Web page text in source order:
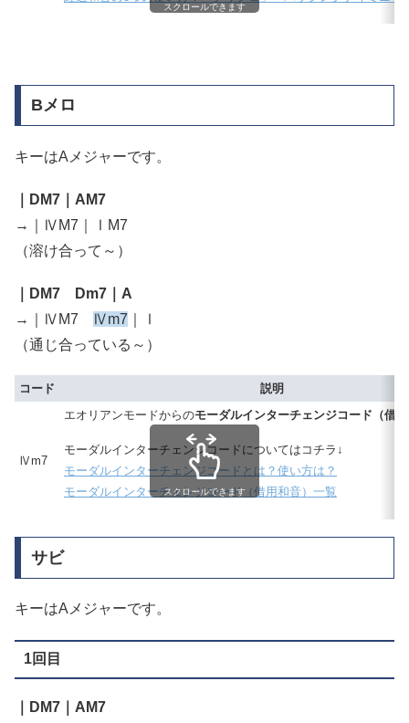
スクロールできます
Bメロ
キーはAメジャーです。
｜DM7｜AM7
→｜ⅣM7｜ⅠM7
（溶け合って～）
｜DM7 Dm7｜A
→｜ⅣM7
Ⅳm7 ｜Ⅰ
（通じ合っている～）
コード 説明
Ⅳm7
エオリアンモードからのモーダルインターチェンジコード（借
モーダルインターチェンジコードについてはコチラ↓
モーダルインターチェンジコードとは？使い方は？
モーダルインターチェンジコード（借用和音）一覧
スクロールできます
サビ
キーはAメジャーです。
1回目
｜DM7｜AM7